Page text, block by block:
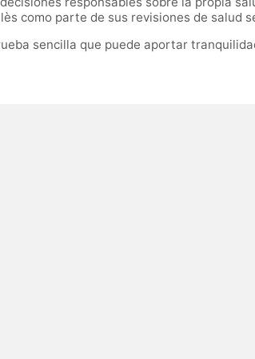
como parte de sus revisiones de salud
sencilla que puede aportar